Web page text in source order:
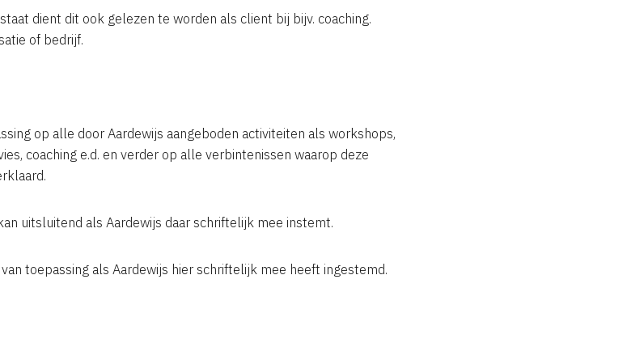
dient dit ook gelezen te worden als client bij bijv. coaching.
of bedrijf.
op alle door Aardewijs aangeboden activiteiten als workshops,
coaching e.d. en verder op alle verbintenissen waarop deze
uitsluitend als Aardewijs daar schriftelijk mee instemt.
toepassing als Aardewijs hier schriftelijk mee heeft ingestemd.